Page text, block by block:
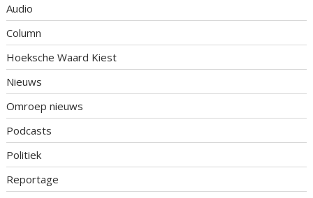
Audio
Column
Hoeksche Waard Kiest
Nieuws
Omroep nieuws
Podcasts
Politiek
Reportage